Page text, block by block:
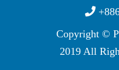
Copyright ©
2019 All